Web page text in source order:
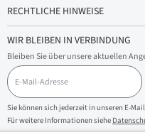
RECHTLICHE HINWEISE
WIR BLEIBEN IN VERBINDUNG
Bleiben Sie über unsere aktuellen
E
-
M
a
i
l
Sie können sich jederzeit in unseren E-
Für weitere Informationen siehe